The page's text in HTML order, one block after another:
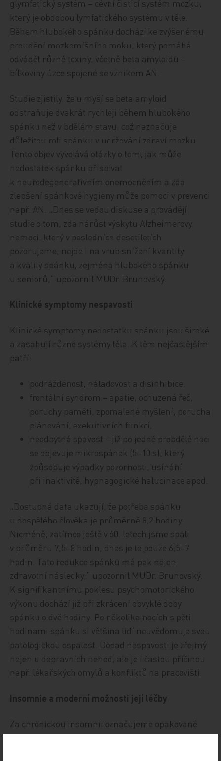
glymfatický systém – cévní čisticí systém mozku,
který je obdobou lymfatického systému v těle.
Během hlubokého spánku dochází ke zvýšenému
proudění mozkomíšního moku, který pomáhá
odvádět různé toxiny, včetně beta amyloidu –
bílkoviny úzce spojené se vznikem AN.
Studie zjistily, že u myší se beta amyloid
odstraňuje dvakrát rychleji během hlubokého
spánku než v bdělém stavu, což naznačuje
důležitou roli spánku v udržování zdraví mozku.
Tento objev vyvolává otázky o tom, jak může
nedostatek spánku přispívat
k neurodegenerativním onemocněním a zda
zlepšení spánkové hygieny může pomoci v prevenci
např. AN. „Dnes se vedou diskuse a provádějí
studie o tom, zda nárůst výskytu Alzheimerovy
nemoci, který v posledních desetiletích
pozorujeme, nejde i na vrub snížení kvantity
a kvality spánku, zejména hlubokého spánku
u seniorů,“ upozornil MUDr. Brunovský.
Klinické symptomy nespavosti
Klinické symptomy nedostatku spánku jsou široké
a zasahují různé systémy těla. K těm nejčastějším
patří:
podrážděnost, náladovost a disinhibice,
frontální syndrom – apatie, ochuzená řeč,
poruchy paměti, zpomalené myšlení, porucha
plánování, exekutivních funkcí,
neodbytná spavost – již po jedné probdělé noci
se objevuje mikrospánek (5–10 s), který
způsobuje výpadky pozornosti, usínání
při inaktivitě, hypnagogické halucinace apod.
„Dostupná data ukazují, že potřeba spánku
u dospělého člověka je průměrně 8,2 hodiny.
Nicméně, zatímco ještě v 60. letech jsme spali
v průměru 7,5–8 hodin, dnes je to pouze 6,5–7
hodin. Tato redukce spánku má pak nejen
zdravotní následky,“ upozornil MUDr. Brunovský.
K signifikantnímu poklesu psychomotorického
výkonu dochází již při zkrácení obvyklé doby
spánku o dvě hodiny. Po několika nocích s pěti
hodinami spánku si většina lidí neuvědomuje svou
patologickou ospalost. Dopad nespavosti je zřejmý
nejen u dopravních nehod, ale je i častou příčinou
např. lékařských omylů a konfliktů na pracovišti.
Insomnie a moderní možnosti její léčby
Za chronickou insomnii označujeme opakované
potíže s usínáním (déle než 30 minut), časté noční